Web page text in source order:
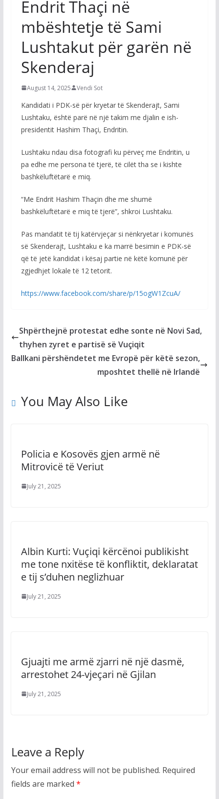
Endrit Thaçi në
mbështetje të Sami
Lushtakut për garën në
Skenderaj
August 14, 2025 Vendi Sot
Kandidati i PDK-së për kryetar të Skenderajt, Sami
Lushtaku, është parë në një takim me djalin e ish-
presidentit Hashim Thaçi, Endritin.
Lushtaku ndau disa fotografi ku përveç me Endritin, u
pa edhe me persona të tjerë, të cilët tha se i kishte
bashkëluftëtarë e miq.
“Me Endrit Hashim Thaçin dhe me shumë
bashkëluftëtarë e miq të tjerë”, shkroi Lushtaku.
Pas mandatit të tij katërvjeçar si nënkryetar i komunës
së Skenderajt, Lushtaku e ka marrë besimin e PDK-së
që të jetë kandidat i kësaj partie në këtë komunë për
zgjedhjet lokale të 12 tetorit.
https://www.facebook.com/share/p/15ogW1ZcuA/
Shpërthejnë protestat edhe sonte në Novi Sad,
thyhen zyret e partisë së Vuçiqit
Ballkani përshëndetet me Evropë për këtë sezon,
mposhtet thellë në Irlandë
You May Also Like
Policia e Kosovës gjen armë në
Mitrovicë të Veriut
July 21, 2025
Albin Kurti: Vuçiqi kërcënoi publikisht
me tone nxitëse të konfliktit, deklaratat
e tij s’duhen neglizhuar
July 21, 2025
Gjuajti me armë zjarri në një dasmë,
arrestohet 24-vjeçari në Gjilan
July 21, 2025
Leave a Reply
Your email address will not be published. Required
fields are marked *